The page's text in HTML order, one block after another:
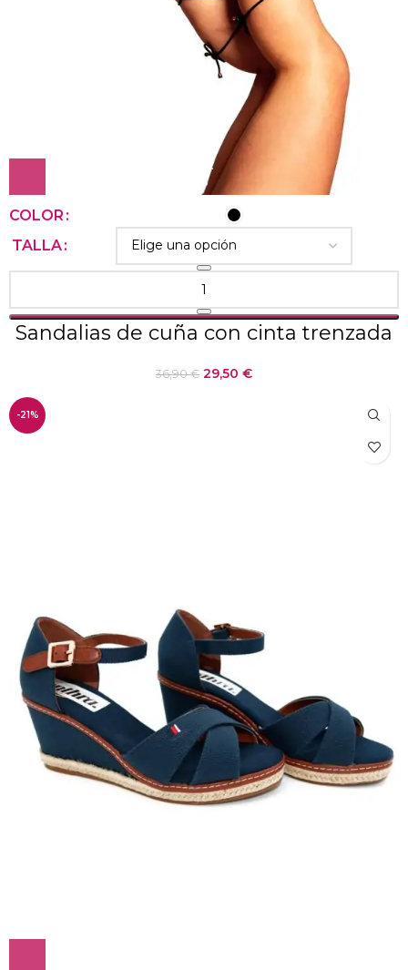
COLOR
TALLA
Sandalias de cuña con cinta trenzada
36,90€ 29,50 €
-21%